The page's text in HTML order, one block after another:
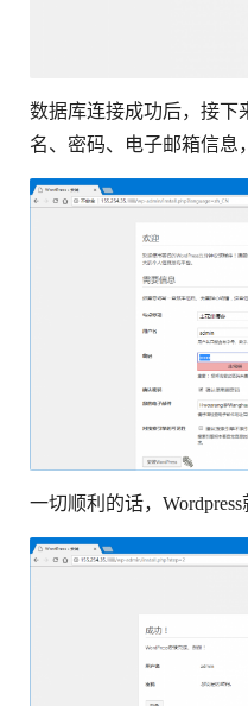
数据库连接成功后，接下
名、密码、电子邮箱信息
一切顺利的话，Wordpress